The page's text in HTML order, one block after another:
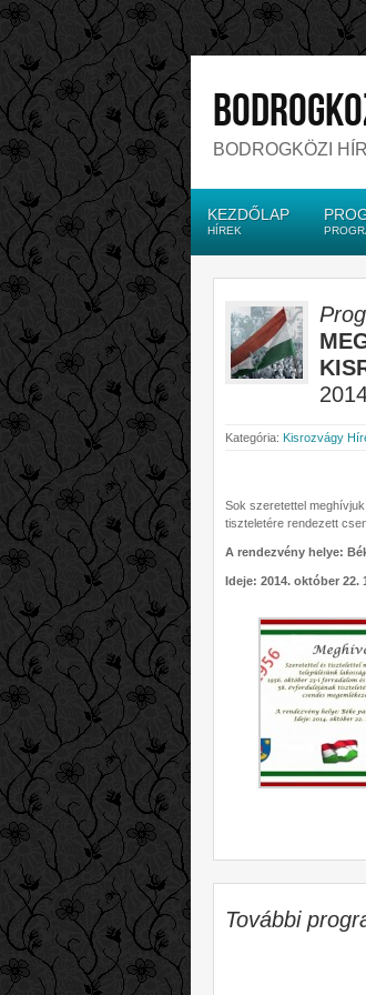
BODROGKÖZI
KEZDŐLAP
HÍREK
Kategória: Kisrozvágy
Sok szeretettel
tiszteletére rendezett
A rendezvény helye:
Ideje: 2014. október 22.
További